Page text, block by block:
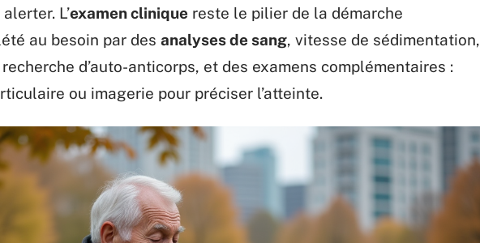
L’examen clinique reste le pilier de la démarche
au besoin par des analyses de sang, vitesse de sédimentation,
d’auto-anticorps, et des examens complémentaires :
ou imagerie pour préciser l’atteinte.